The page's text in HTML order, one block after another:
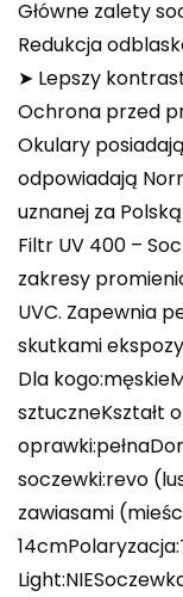
Główne zalety
Redukcja
➤ Lepszy
Ochrona przed
Okulary
odpowiadają
uznanej za Polską
Filtr UV 400 –
zakresy
UVC. Zapewnia
skutkami
Dla
sztuczneKształt
soczewki:revo
zawiasami